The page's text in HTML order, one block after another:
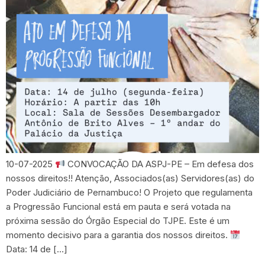
10-07-2025
CONVOCAÇÃO DA ASPJ-PE – Em defesa dos
nossos direitos!! Atenção, Associados(as) Servidores(as) do
Poder Judiciário de Pernambuco! O Projeto que regulamenta
a Progressão Funcional está em pauta e será votada na
próxima sessão do Órgão Especial do TJPE. Este é um
momento decisivo para a garantia dos nossos direitos.
Data: 14 de […]